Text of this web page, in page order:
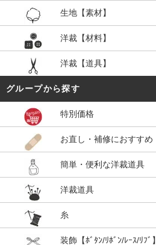
生地【素材】
洋裁【材料】
洋裁【道具】
グループから探す
特別価格
お直し・補修におすすめ
簡単・便利な洋裁道具
洋裁道具
糸
装飾【ﾎﾞﾀﾝ/ﾘﾎﾞﾝ/ﾚｰｽ/ﾘﾌﾞ】